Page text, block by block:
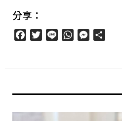
分享：
FacebookTwitter
Line WhatsAppMessenger